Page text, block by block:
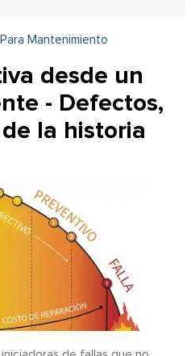
Mantenimiento
desde un
- Defectos,
la historia